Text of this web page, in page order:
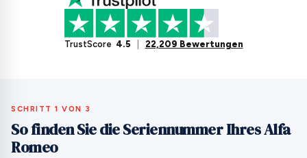
TrustScore 4.5 22,209 Bewertungen
SCHRITT 1 VON 3
So finden Sie die Seriennummer Ihres Alfa
Romeo